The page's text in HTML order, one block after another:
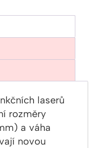
laserů
rozměry
a váha
novou